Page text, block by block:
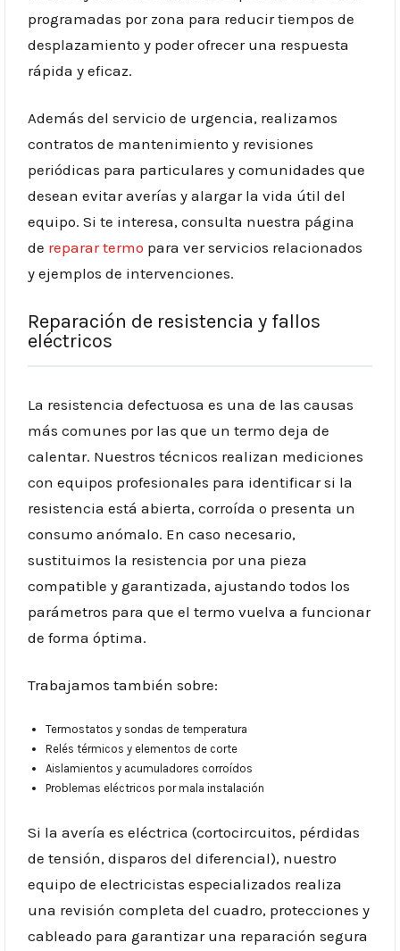
programadas por zona para reducir tiempos de
desplazamiento y poder ofrecer una respuesta
rápida y eficaz.
Además del servicio de urgencia, realizamos
contratos de mantenimiento y revisiones
periódicas para particulares y comunidades que
desean evitar averías y alargar la vida útil del
equipo. Si te interesa, consulta nuestra página
de reparar termo para ver servicios relacionados
y ejemplos de intervenciones.
Reparación de resistencia y fallos
eléctricos
La resistencia defectuosa es una de las causas
más comunes por las que un termo deja de
calentar. Nuestros técnicos realizan mediciones
con equipos profesionales para identificar si la
resistencia está abierta, corroída o presenta un
consumo anómalo. En caso necesario,
sustituimos la resistencia por una pieza
compatible y garantizada, ajustando todos los
parámetros para que el termo vuelva a funcionar
de forma óptima.
Trabajamos también sobre:
Termostatos y sondas de temperatura
Relés térmicos y elementos de corte
Aislamientos y acumuladores corroídos
Problemas eléctricos por mala instalación
Si la avería es eléctrica (cortocircuitos, pérdidas
de tensión, disparos del diferencial), nuestro
equipo de electricistas especializados realiza
una revisión completa del cuadro, protecciones y
cableado para garantizar una reparación segura